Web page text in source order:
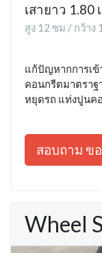
เสายาว 1.80
สูง 12 ซม / กว้าง
แก้ปัญหากการเข้
คอนกรีตมาตราฐ
หยุดรถ แท่งปูนค
สอบถาม ข
Wheel